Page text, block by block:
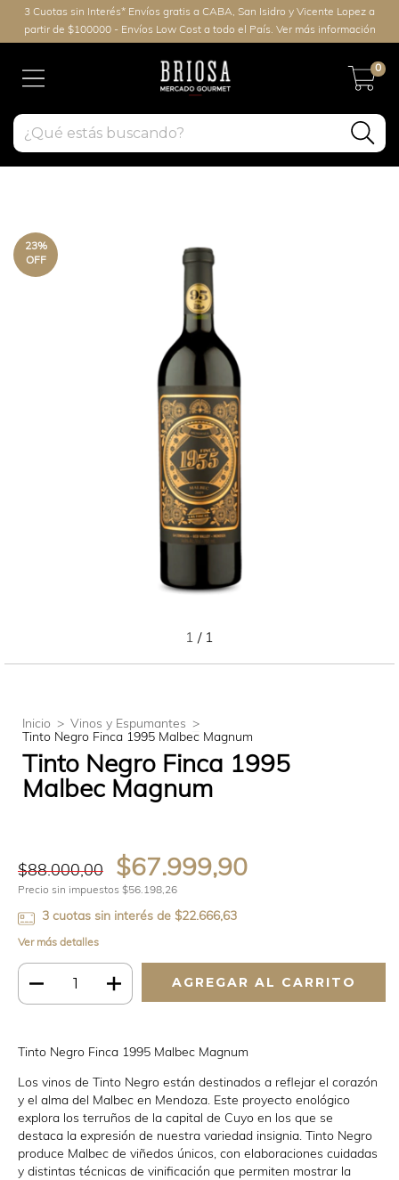
3 Cuotas sin Interés* Envíos gratis a CABA, San Isidro y Vicente Lopez a
partir de $100000 - Envíos Low Cost a todo el País. Ver más información
0
23%
OFF
1 / 1
Inicio > Vinos y Espumantes >
Tinto Negro Finca 1995 Malbec Magnum
Tinto Negro Finca 1995
Malbec Magnum
$88.000,00 $67.999,90
Precio sin impuestos $56.198,26
3 cuotas sin interés de $22.666,63
Ver más detalles
Tinto Negro Finca 1995 Malbec Magnum
Los vinos de Tinto Negro están destinados a reflejar el corazón
y el alma del Malbec en Mendoza. Este proyecto enológico
explora los terruños de la capital de Cuyo en los que se
destaca la expresión de nuestra variedad insignia. Tinto Negro
produce Malbec de viñedos únicos, con elaboraciones cuidadas
y distintas técnicas de vinificación que permiten mostrar la